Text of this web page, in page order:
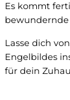
n
g
E
n
Es kommt
bewundernde
Lasse dich
Engelbildes
für dein